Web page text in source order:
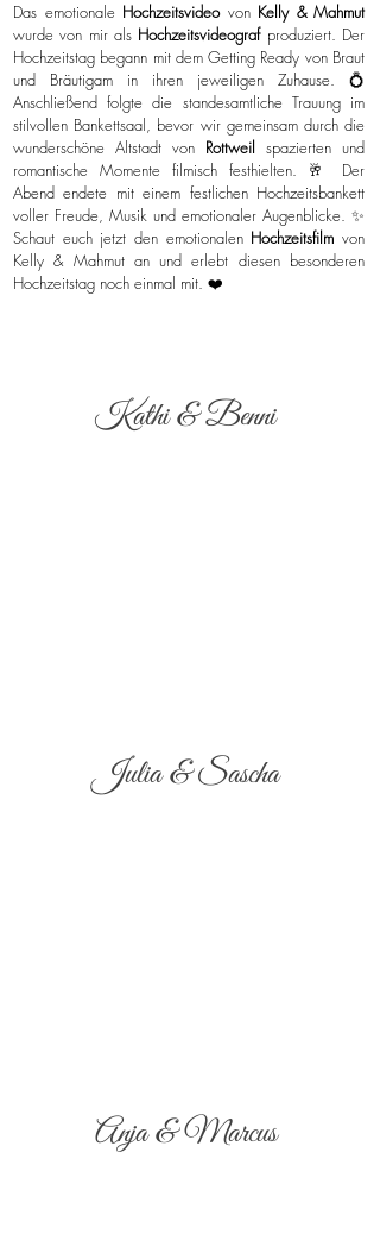
Das emotionale Hochzeitsvideovon Kelly & Mahmut
wurde von mir als Hochzeitsvideograf produziert. Der
Hochzeitstag begann mit dem Getting Ready von Braut
und Bräutigam in ihren jeweiligen Zuhause. 💍
Anschließend folgte die standesamtliche Trauung im
stilvollen Bankettsaal, bevor wir gemeinsam durch die
wunderschöne Altstadt von Rottweil spazierten und
romantische Momente filmisch festhielten. 🥂 Der
Abend endete mit einem festlichen Hochzeitsbankett
voller Freude, Musik und emotionaler Augenblicke. ✨
Schaut euch jetzt den emotionalen Hochzeitsfilmvon
Kelly & Mahmut an und erlebt diesen besonderen
Hochzeitstag noch einmal mit. ❤️
Kathi & Benni
Julia & Sascha
Anja & Marcus